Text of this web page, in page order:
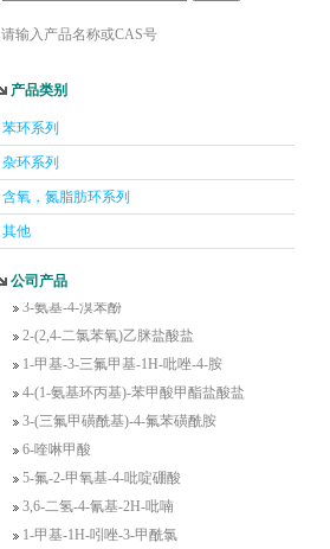
请输入产品名称或CAS号
产品类别
苯环系列
杂环系列
含氧，氮脂肪环系列
其他
公司产品
5-羟基异喹啉
1-吡啶-2-基-2-丙酮
2-甲基-6-羟基-4-嘧啶甲酸
3-氟-2-硝基苯甲酸
2-羟甲基-4-氨基吡啶
2-(羟甲基)丙烯酸乙酯(含稳定剂HQ);2-羟
甲基丙烯酸乙酯
2-(2,4-二氯苯氧)乙脒盐酸盐
1-甲基-3-三氟甲基-1H-吡唑-4-胺
4-(1-氨基环丙基)-苯甲酸甲酯盐酸盐
3-(三氟甲磺酰基)-4-氟苯磺酰胺
6-喹啉甲酸
5-氟-2-甲氧基-4-吡啶硼酸
3,6-二氢-4-氰基-2H-吡喃
1-甲基-1H-吲唑-3-甲酰氯